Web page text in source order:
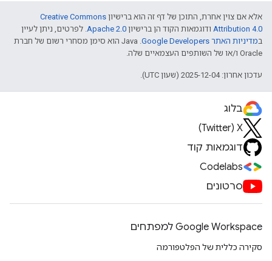
אלא אם צוין אחרת, התוכן של דף זה הוא ברישיון Creative Commons
Attribution 4.0 ודוגמאות הקוד הן ברישיון Apache 2.0. לפרטים, ניתן לעיין
במדיניות האתר Google Developers‏
.‏ Java הוא סימן מסחרי רשום של חברת
Oracle ו/או של השותפים העצמאיים שלה.
עדכון אחרון: 2025-12-04 (שעון UTC).
בלוג
X‏ (Twitter)
דוגמאות קוד
Codelabs
סרטונים
Google Workspace למפתחים
סקירה כללית של הפלטפורמה